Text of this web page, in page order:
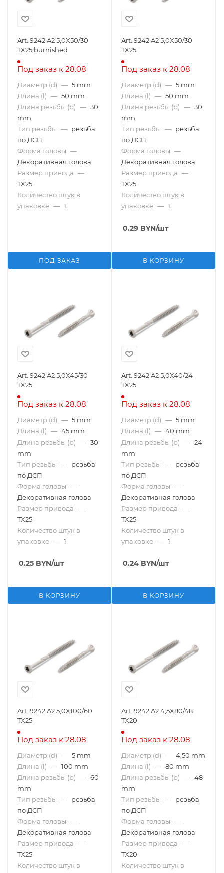
Art. 9242 A2 5,0X50/30
TX25 burnished
Под заказ к 28.08
Диаметр (d) — 5 mm
Длина (l) — 50 mm
Длина резьбы (b) — 30
mm
Тип резьбы — резьба
по ДСП
Форма головы —
Декоративная голова
Размер привода —
TX25
Количество штук в
упаковке — 1
ПОД ЗАКАЗ
Art. 9242 A2 5,0X50/30
TX25
Под заказ к 28.08
Диаметр (d) — 5 mm
Длина (l) — 50 mm
Длина резьбы (b) — 30
mm
Тип резьбы — резьба
по ДСП
Форма головы —
Декоративная голова
Размер привода —
TX25
Количество штук в
упаковке — 1
0.29 BYN/шт
В КОРЗИНУ
Art. 9242 A2 5,0X45/30
TX25
Под заказ к 28.08
Диаметр (d) — 5 mm
Длина (l) — 45 mm
Длина резьбы (b) — 30
mm
Тип резьбы — резьба
по ДСП
Форма головы —
Декоративная голова
Размер привода —
TX25
Количество штук в
упаковке — 1
0.25 BYN/шт
В КОРЗИНУ
Art. 9242 A2 5,0X40/24
TX25
Под заказ к 28.08
Диаметр (d) — 5 mm
Длина (l) — 40 mm
Длина резьбы (b) — 24
mm
Тип резьбы — резьба
по ДСП
Форма головы —
Декоративная голова
Размер привода —
TX25
Количество штук в
упаковке — 1
0.24 BYN/шт
В КОРЗИНУ
Art. 9242 A2 5,0X100/60
TX25
Под заказ к 28.08
Диаметр (d) — 5 mm
Длина (l) — 100 mm
Длина резьбы (b) — 60
mm
Тип резьбы — резьба
по ДСП
Форма головы —
Декоративная голова
Размер привода —
TX25
Количество штук в
Art. 9242 A2 4,5X80/48
TX20
Под заказ к 28.08
Диаметр (d) — 4,50 mm
Длина (l) — 80 mm
Длина резьбы (b) — 48
mm
Тип резьбы — резьба
по ДСП
Форма головы —
Декоративная голова
Размер привода —
TX20
Количество штук в